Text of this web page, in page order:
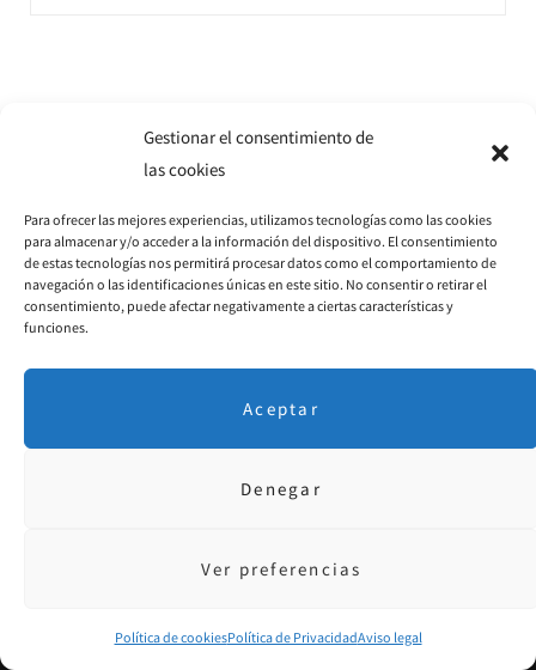
Gestionar el consentimiento de
las cookies
Para ofrecer las mejores experiencias, utilizamos tecnologías como las cookies
para almacenar y/o acceder a la información del dispositivo. El consentimiento
de estas tecnologías nos permitirá procesar datos como el comportamiento de
navegación o las identificaciones únicas en este sitio. No consentir o retirar el
consentimiento, puede afectar negativamente a ciertas características y
funciones.
Aceptar
Denegar
Ver preferencias
Política de cookiesPolítica de PrivacidadAviso legal
b
o
o
k
a
r
a
m
e
e
s
t